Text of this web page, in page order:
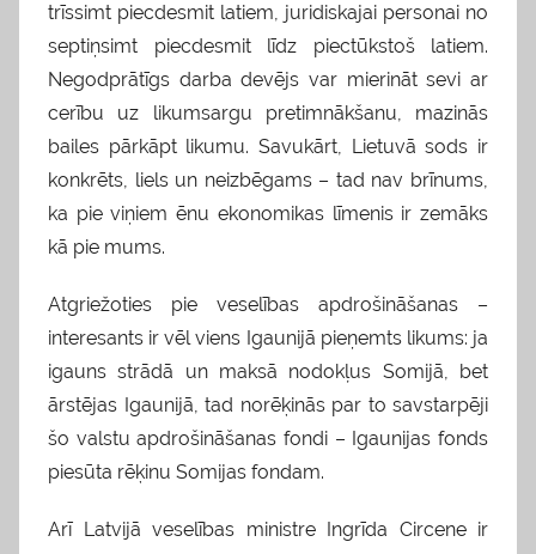
trīssimt piecdesmit latiem, juridiskajai personai no
septiņsimt piecdesmit līdz piectūkstoš latiem.
Negodprātīgs darba devējs var mierināt sevi ar
cerību uz likumsargu pretimnākšanu, mazinās
bailes pārkāpt likumu. Savukārt, Lietuvā sods ir
konkrēts, liels un neizbēgams – tad nav brīnums,
ka pie viņiem ēnu ekonomikas līmenis ir zemāks
kā pie mums.
Atgriežoties pie veselības apdrošināšanas –
interesants ir vēl viens Igaunijā pieņemts likums: ja
igauns strādā un maksā nodokļus Somijā, bet
ārstējas Igaunijā, tad norēķinās par to savstarpēji
šo valstu apdrošināšanas fondi – Igaunijas fonds
piesūta rēķinu Somijas fondam.
Arī Latvijā veselības ministre Ingrīda Circene ir